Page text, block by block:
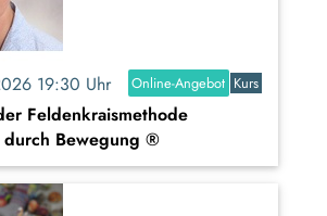
19:30 Uhr Online-Angebot Kurs
Feldenkraismethode
durch Bewegung ®